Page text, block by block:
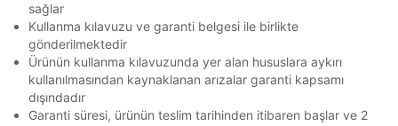
Kapat
sağlar
Kullanma kılavuzu ve garanti belgesi ile birlikte
gönderilmektedir
Ürünün kullanma kılavuzunda yer alan hususlara aykırı
kullanılmasından kaynaklanan arızalar garanti kapsamı
dışındadır
Garanti süresi, ürünün teslim tarihinden itibaren başlar ve 2
Çağrı Merkezi / Arama
Kişisel verilerimin Doğuş Perakende Satış Giyim ve
Aksesuar Ticaret A.Ş. bünyesinde yer alan
markalara ait ürünlerin bana özel pazarlanması ve
Doğuş Grubu şirketlerinde bulunan pazarlama
verilerimin kişiselleştirilmiş reklamcılık faaliyeti